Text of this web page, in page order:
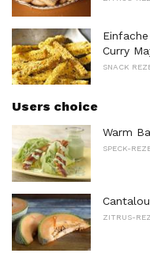
Curry
SNACK
Users choice
Warm
SPECK-
ZITRUS-